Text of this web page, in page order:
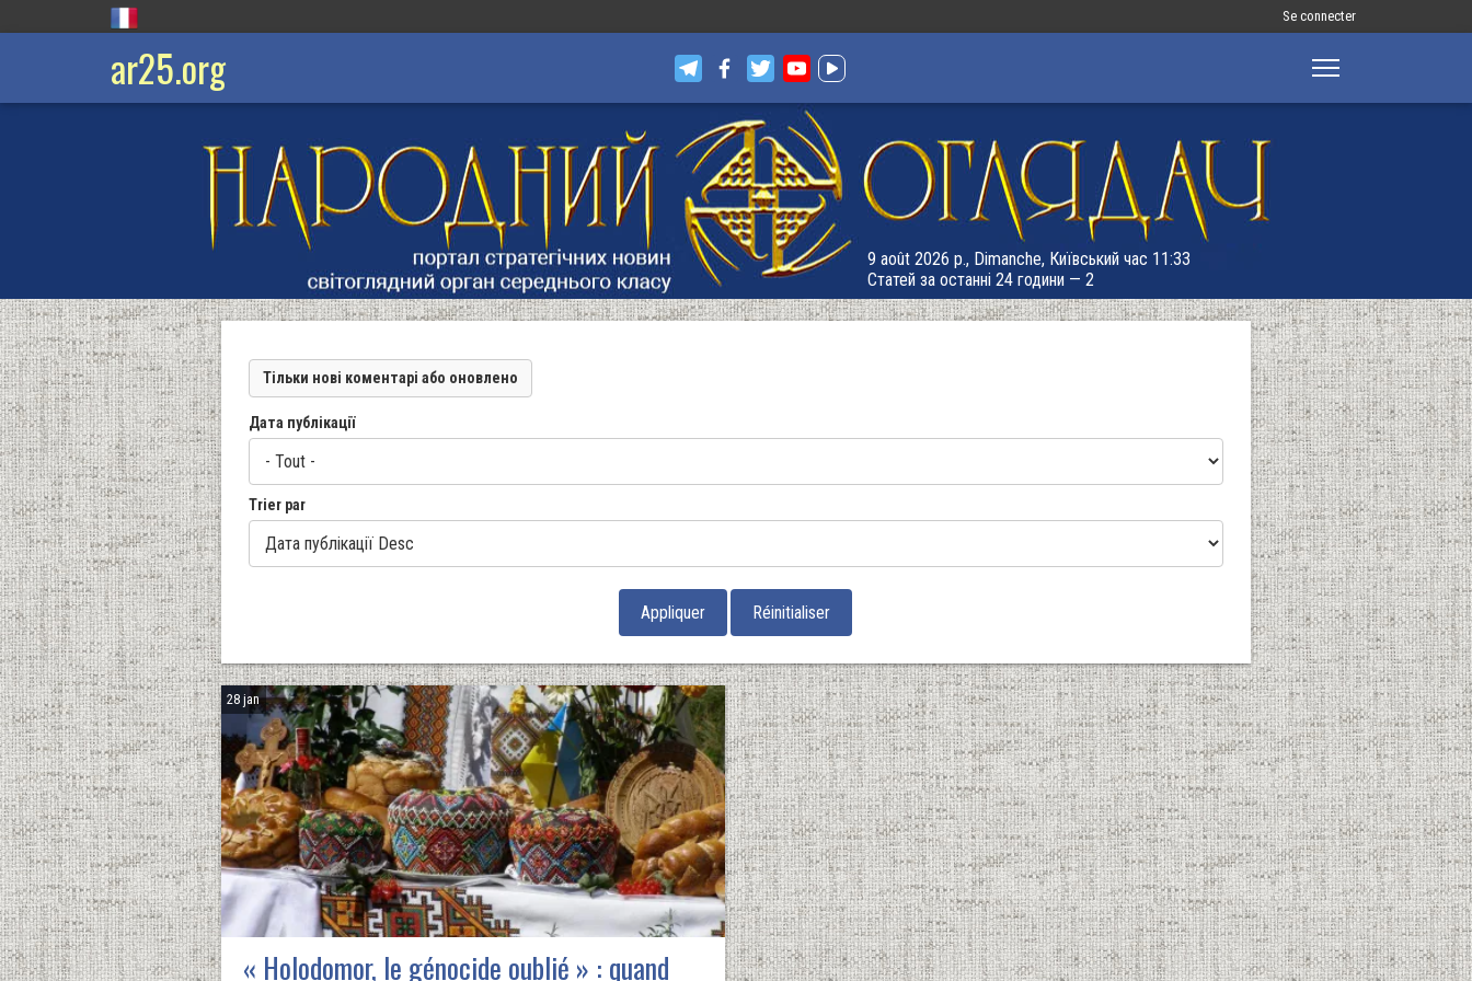
Меню
запису
Se connecter
ar25.org
9 août 2026 р., Dimanche, Київський час 11:33
Статей за останні 24 години — 2
Тільки нові коментарі або оновлено
Дата публікації
Trier par
28 jan
« Holodomor, le génocide oublié » : quand